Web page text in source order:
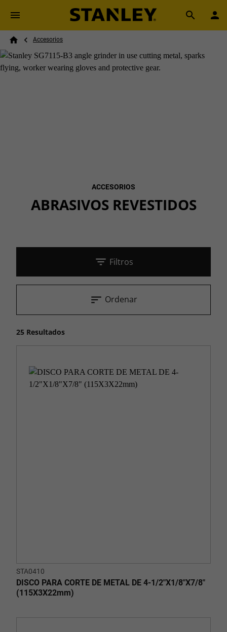
Skip to main content
Search
Breadcrumb
Accesorios
ACCESORIOS
ABRASIVOS REVESTIDOS
Filtros
25 Resultados
Ordenar
STA0410
DISCO PARA CORTE DE METAL DE 4-1/2"X1/8"X7/8"
(115X3X22mm)